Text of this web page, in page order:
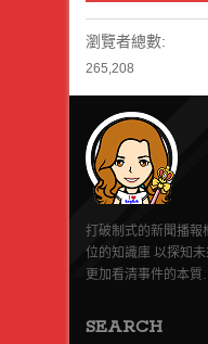
瀏覽者總數:
265,208
打破制式的新聞播報
位的知識庫 以探知
更加看清事件的本
SEARCH